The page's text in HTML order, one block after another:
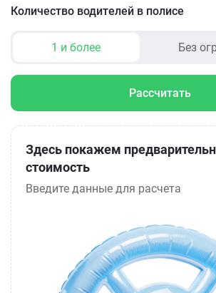
Количество водителей в полисе
1 и более Без
Рассчитать
Здесь покажем
стоимость
Введите данные для расчета